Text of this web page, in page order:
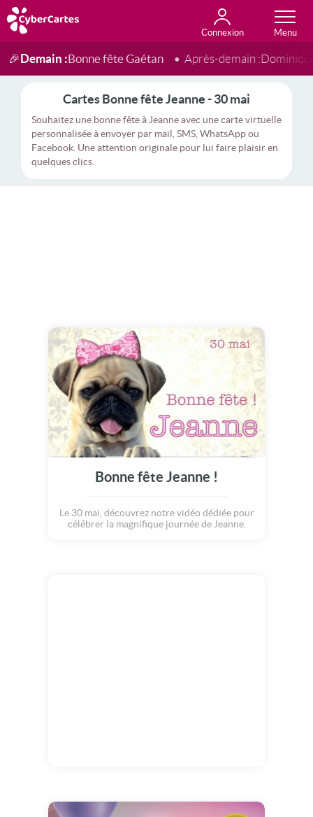
Connexion
Anniversaire
Fête du jour
Amour
Amitié
Merci
Toutes les cartes
🎉Demain :Bonne fête Gaétan Après-demain :
Cartes Bonne fête Jeanne - 30 mai
Souhaitez une bonne fête à Jeanne avec une carte virtuelle
personnalisée à envoyer par mail, SMS, WhatsApp ou
Facebook. Une attention originale pour lui faire plaisir en
quelques clics.
Bonne fête Jeanne !
Le 30 mai, découvrez notre vidéo dédiée pour
célébrer la magnifique journée de Jeanne.